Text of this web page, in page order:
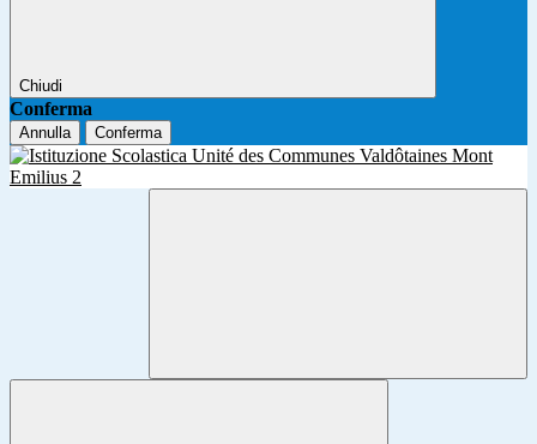
Chiudi
Conferma
Annulla Conferma